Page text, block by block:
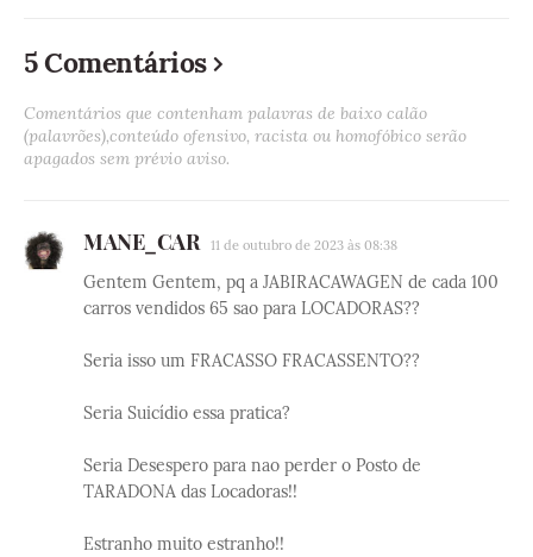
5 Comentários
Comentários que contenham palavras de baixo calão
(palavrões),conteúdo ofensivo, racista ou homofóbico serão
apagados sem prévio aviso.
MANE_CAR 11 de outubro de 2023 às 08:38
Gentem Gentem, pq a JABIRACAWAGEN de cada 100
carros vendidos 65 sao para LOCADORAS??
Seria isso um FRACASSO FRACASSENTO??
Seria Suicídio essa pratica?
Seria Desespero para nao perder o Posto de
TARADONA das Locadoras!!
Estranho muito estranho!!